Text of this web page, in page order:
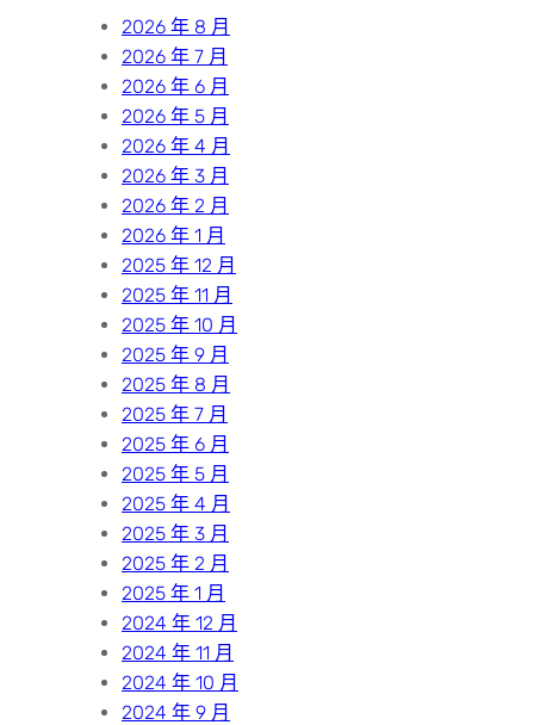
2026 年 8 月
2026 年 7 月
2026 年 6 月
2026 年 5 月
2026 年 4 月
2026 年 3 月
2026 年 2 月
2026 年 1 月
2025 年 12 月
2025 年 11 月
2025 年 10 月
2025 年 9 月
2025 年 8 月
2025 年 7 月
2025 年 6 月
2025 年 5 月
2025 年 4 月
2025 年 3 月
2025 年 2 月
2025 年 1 月
2024 年 12 月
2024 年 11 月
2024 年 10 月
2024 年 9 月